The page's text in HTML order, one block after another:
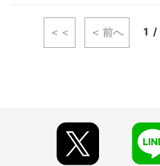
＜＜ ＜ 前へ 1